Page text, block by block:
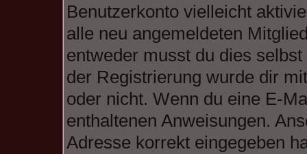
Benutzerkonto vielleicht
alle neu angemeldeten
entweder musst du dies
der Registrierung wurde dir
oder nicht. Wenn du eine E-
enthaltenen Anweisungen.
Adresse korrekt eingegeben